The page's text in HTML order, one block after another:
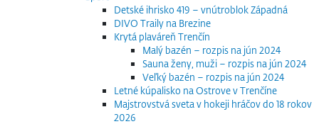
Detské ihrisko 419 – vnútroblok Západná
DIVO Traily na Brezine
Krytá plaváreň Trenčín
Malý bazén – rozpis na jún 2024
Sauna ženy, muži – rozpis na jún 2024
Veľký bazén – rozpis na jún 2024
Letné kúpalisko na Ostrove v Trenčíne
Majstrovstvá sveta v hokeji hráčov do 18 rokov
2026